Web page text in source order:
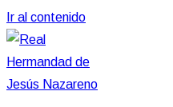
Ir al contenido